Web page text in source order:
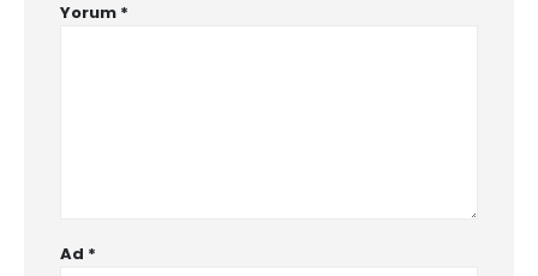
Yorum *
Ad *